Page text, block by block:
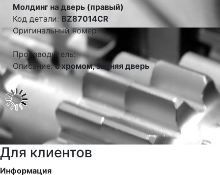
Молдинг на дверь (правый)
Код детали: BZ87014CR
Оригинальный номер:
Производитель:
Описание:с хромом, задняя дверь
Для клиентов
Информация